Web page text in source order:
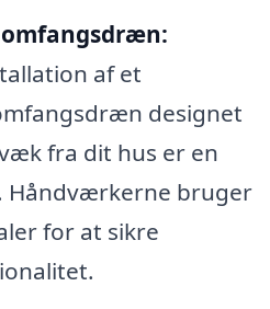
af et
designet
fra dit hus er en
Håndværkerne bruger
for at sikre